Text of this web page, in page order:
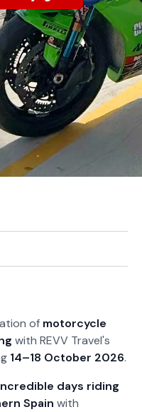
of motorcycle
with REVV Travel's
14–18 October 2026.
days riding
Spain with